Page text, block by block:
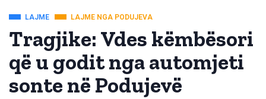
LAJME LAJME NGA PODUJEVA
Tragjike: Vdes këmbësori
që u godit nga automjeti
sonte në Podujevë